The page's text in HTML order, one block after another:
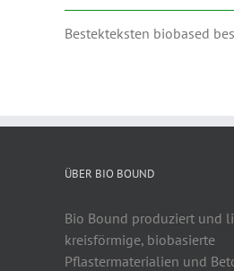
Bestekteksten biobased
ÜBER BIO BOUND
Bio Bound produziert und
kreisförmige, biobasierte
Pflastermaterialien und